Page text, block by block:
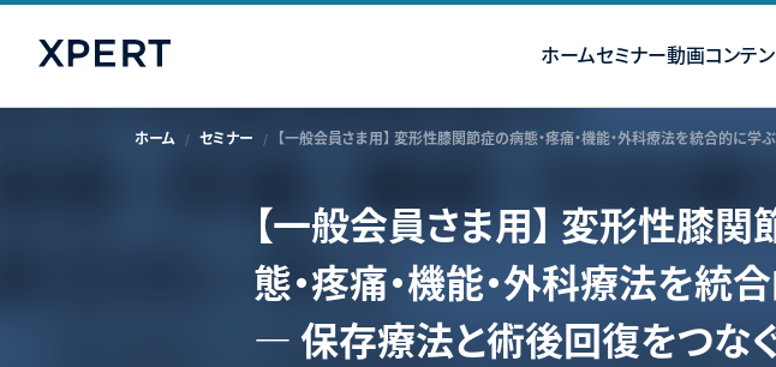
ホームセミナー動画コンテ
ホーム セミナー 【一般会員さま用】 変形性膝関節症の病態・疼痛・機能・外科療法を統合的
【一般会員さま用】 変形性膝
態・疼痛・機能・外科療法を統
― 保存療法と術後回復をつな